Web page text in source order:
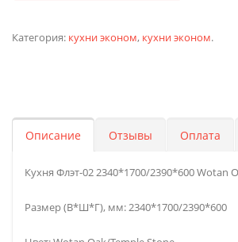
Категория: кухни эконом, кухни эконом.
Описание Отзывы Оплата
Кухня Флэт-02 2340*1700/2390*600 Wotan
Размер (В*Ш*Г), мм: 2340*1700/2390*600